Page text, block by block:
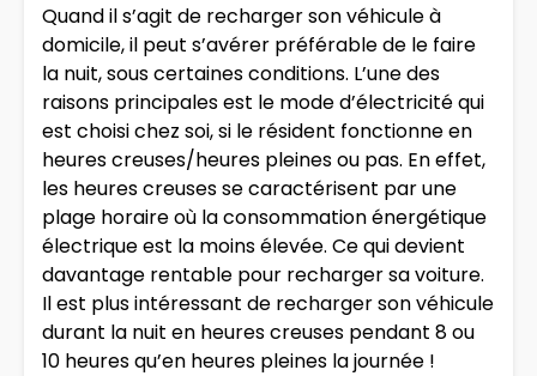
Quand il s’agit de recharger son véhicule à
domicile, il peut s’avérer préférable de le faire
la nuit, sous certaines conditions. L’une des
raisons principales est le mode d’électricité qui
est choisi chez soi, si le résident fonctionne en
heures creuses/heures pleines ou pas. En effet,
les heures creuses se caractérisent par une
plage horaire où la consommation énergétique
électrique est la moins élevée. Ce qui devient
davantage rentable pour recharger sa voiture.
Il est plus intéressant de recharger son véhicule
durant la nuit en heures creuses pendant 8 ou
10 heures qu’en heures pleines la journée !